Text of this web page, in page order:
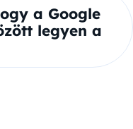
a Google
legyen a